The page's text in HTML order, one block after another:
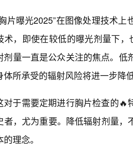
片曝光2025”在图像处理技术
术，即使在较低的曝光剂量下
剂量一直是公众关注的焦点。
体所承受的辐射风险将进一步降
对于需要定期进行胸片检查的🔥
者，尤为重要。降低辐射剂量
理念。